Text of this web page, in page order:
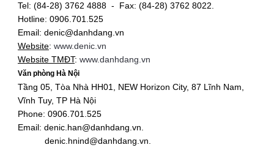
Tel: (84-28) 3762 4888 - Fax: (84-28) 3762 8022.
Hotline: 0906.701.525
Email: denic@danhdang.vn
Website: www.denic.vn
Website TMĐT: www.danhdang.vn
Văn phòng Hà Nội
Tầng 05, Tòa Nhà HH01, NEW Horizon City, 87 Lĩnh Nam,
Vĩnh Tuy, TP Hà Nội
Phone: 0906.701.525
Email: denic.han@danhdang.vn.
denic.hnind@danhdang.vn.